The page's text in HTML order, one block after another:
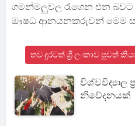
ගමන්මලුවල රැගෙන එන
ඖෂධ ආනයනකරුවන් මෙම
තව දුරටත් ශ්‍රී ලංකාව පුවත්
විශ්වවිද්‍යාල
නිවේදනයක්